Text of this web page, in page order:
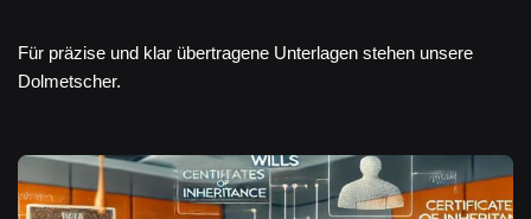
Für präzise und klar übertragene Unterlagen stehen unsere
Dolmetscher.